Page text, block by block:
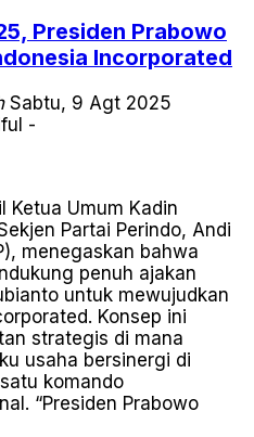
Presiden Prabowo
Incorporated
Sabtu, 9 Agt 2025
-
Ketua Umum Kadin
Partai Perindo, Andi
menegaskan bahwa
penuh ajakan
untuk mewujudkan
Konsep ini
strategis di mana
usaha bersinergi di
komando
“Presiden Prabowo